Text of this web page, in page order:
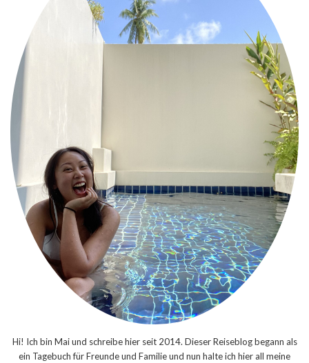
Hi! Ich bin Mai und schreibe hier seit 2014. Dieser Reiseblog begann als
ein Tagebuch für Freunde und Familie und nun halte ich hier all meine